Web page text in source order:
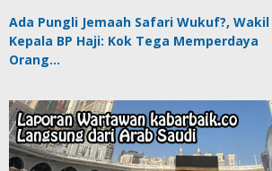
Ada Pungli Jemaah Safari Wukuf?, Wakil
Kepala BP Haji: Kok Tega Memperdaya
Orang…